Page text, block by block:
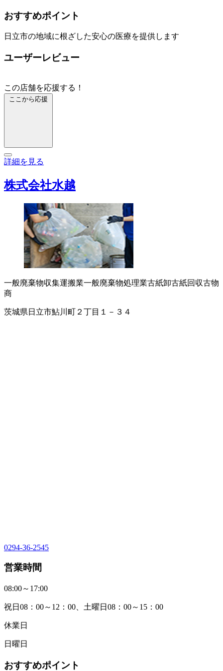
おすすめポイント
日立市の地域に根ざした安心の医療を提供します
ユーザーレビュー
この店舗を応援する！
ここから応援
詳細を見る
株式会社水越
一般廃棄物収集運搬業一般廃棄物処理業古紙卸古紙回収古物
商
茨城県日立市鮎川町２丁目１－３４
0294-36-2545
営業時間
08:00～17:00
祝日08：00～12：00、土曜日08：00～15：00
休業日
日曜日
おすすめポイント